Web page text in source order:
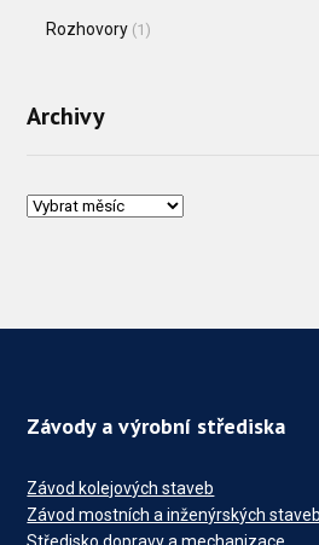
Rozhovory (1)
Archivy
Závody a výrobní střediska
Závod kolejových staveb
Závod mostních a inženýrských staveb
Středisko dopravy a mechanizace